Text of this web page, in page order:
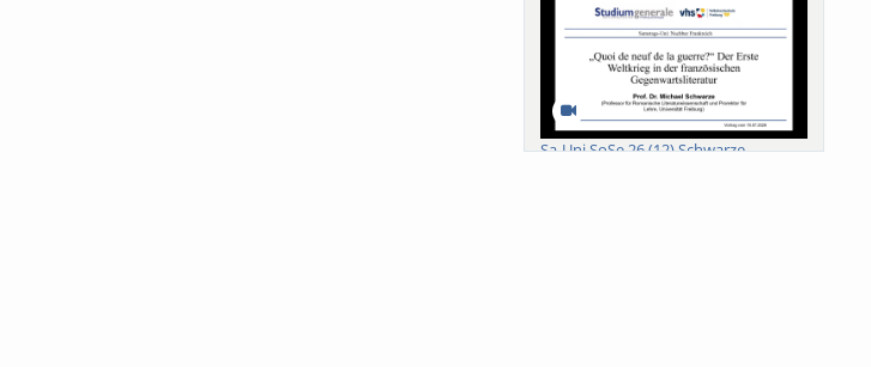
Sa-Uni SoSe 26 (12) Schwarze